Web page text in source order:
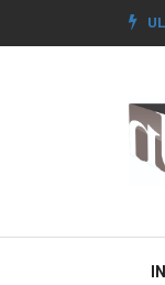
Grupo